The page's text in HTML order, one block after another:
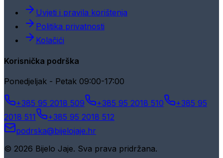
Uvjeti i pravila korištenja
Politika privatnosti
Kolačići
Korisnička podrška
Ponedjeljak - Petak 09:00-17:00
+385 95 2018 509 +385 95 2018 510
+385 95
2018 511
+385 95 2018 512
podrska@bijelojaje.hr
© 2026 Bijelo Jaje. Sva prava pridržana.